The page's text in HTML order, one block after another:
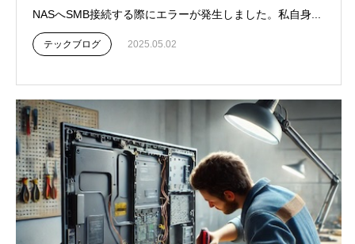
NASへSMB接続する際にエラーが発生しました。私自身...
テックブログ 2025.05.02